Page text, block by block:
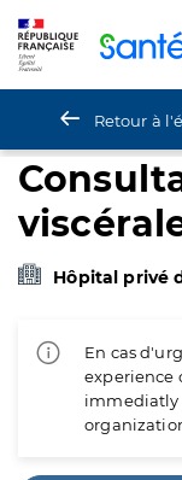
Retour à
Hôpital privé
En cas
experience
immediatly